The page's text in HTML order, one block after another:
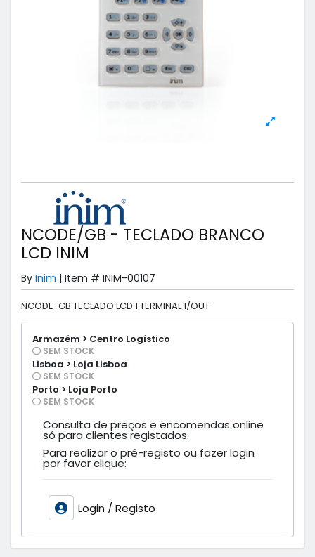
NCODE/GB - TECLADO BRANCO
LCD INIM
By Inim | Item # INIM-00107
NCODE-GB TECLADO LCD 1 TERMINAL 1/OUT
Armazém > Centro Logístico
SEM STOCK
Lisboa > Loja Lisboa
SEM STOCK
Porto > Loja Porto
SEM STOCK
Consulta de preços e encomendas online
só para clientes registados.
Para realizar o pré-registo ou fazer login
por favor clique:
Login / Registo